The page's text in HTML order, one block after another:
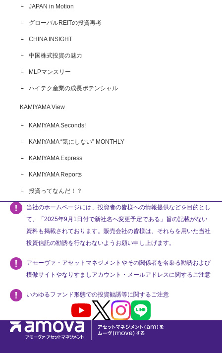
JAPAN in Motion
グローバルREITの投資再考
CHINA INSIGHT
中国株式投資の魅力
MLPマンスリー
ハイテク産業の成長ポテンシャル
KAMIYAMA View
KAMIYAMA Seconds!
KAMIYAMA “気にしない” MONTHLY
KAMIYAMA Express
KAMIYAMA Reports
投資ってなんだ！？
当社のホームページには、投資者の皆様への情報提供などを目的とし
て、「2025年9月1日付で新社名へ変更予定である」旨の記載がない
資料も掲載されております。販売会社の皆様は、それらを用いた当社
投資信託の勧誘を行なわないようお願い申し上げます。
アモーヴァ・アセットマネジメントやその関係者を名乗る勧誘および
模倣サイトやなりすましアカウント・メールアドレスに関するご注意
いわゆるファンド形態での投資勧誘等に関するご注意
Youtube X InstagramLINE